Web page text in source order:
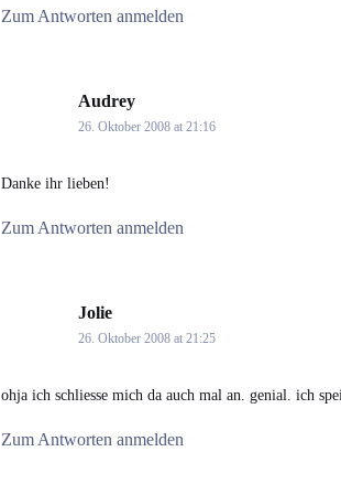
Zum Antworten anmelden
Audrey
26. Oktober 2008 at 21:16
Danke ihr lieben!
Zum Antworten anmelden
Jolie
26. Oktober 2008 at 21:25
ohja ich schliesse mich da auch mal an. genial. ich
Zum Antworten anmelden